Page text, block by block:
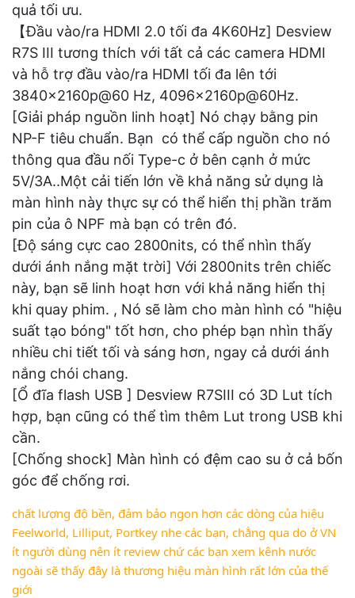
quả tối ưu.
【Đầu vào/ra HDMI 2.0 tối đa 4K60Hz] Desview
R7S III tương thích với tất cả các camera HDMI
và hỗ trợ đầu vào/ra HDMI tối đa lên tới
3840x2160p@60 Hz, 4096x2160p@60Hz.
[Giải pháp nguồn linh hoạt] Nó chạy bằng pin
NP-F tiêu chuẩn. Bạn có thể cấp nguồn cho nó
thông qua đầu nối Type-c ở bên cạnh ở mức
5V/3A..Một cải tiến lớn về khả năng sử dụng là
màn hình này thực sự có thể hiển thị phần trăm
pin của ô NPF mà bạn có trên đó.
[Độ sáng cực cao 2800nits, có thể nhìn thấy
dưới ánh nắng mặt trời] Với 2800nits trên chiếc
này, bạn sẽ linh hoạt hơn với khả năng hiển thị
khi quay phim. , Nó sẽ làm cho màn hình có "hiệu
suất tạo bóng" tốt hơn, cho phép bạn nhìn thấy
nhiều chi tiết tối và sáng hơn, ngay cả dưới ánh
nắng chói chang.
[Ổ đĩa flash USB ] Desview R7SIII có 3D Lut tích
hợp, bạn cũng có thể tìm thêm Lut trong USB khi
cần.
[Chống shock] Màn hình có đệm cao su ở cả bốn
góc để chống rơi.
chất lượng độ bền, đảm bảo ngon hơn các dòng của hiệu
Feelworld, Lilliput, Portkey nhe các bạn, chẳng qua do ở VN
ít người dùng nên ít review chứ các bạn xem kênh nước
ngoài sẽ thấy đây là thương hiệu màn hình rất lớn của thế
giới